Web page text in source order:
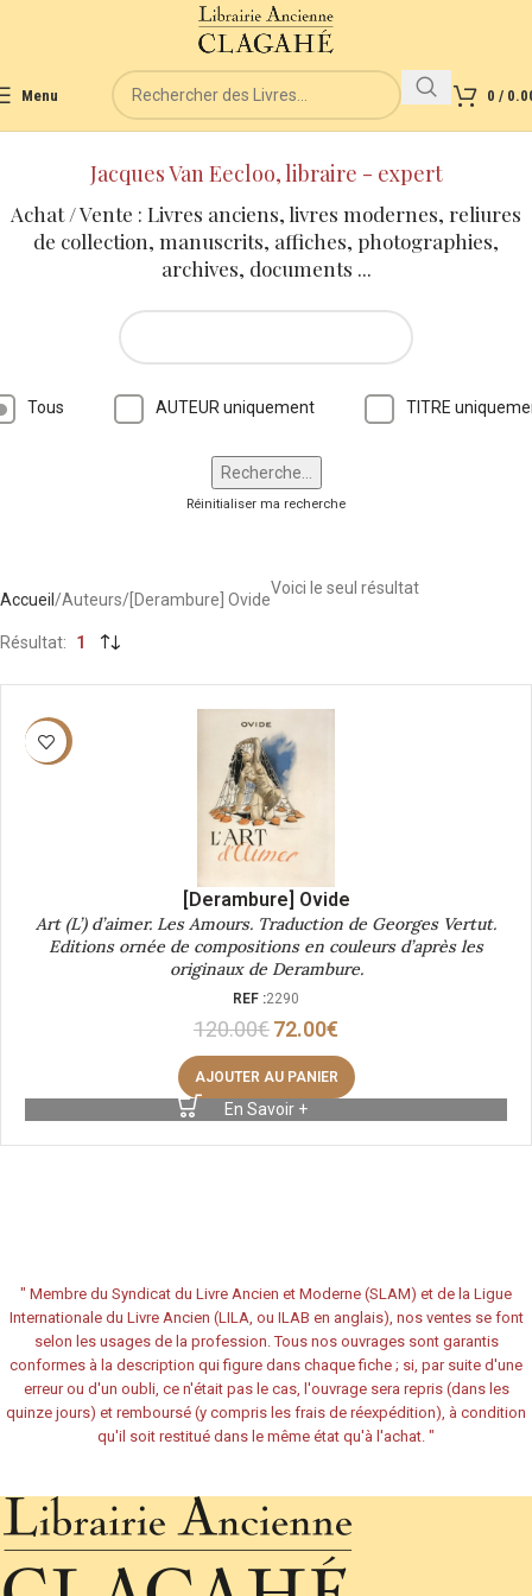
Menu 0 /
Jacques Van Eecloo, libraire - expert
Achat / Vente : Livres anciens, livres modernes, reliures
de collection, manuscrits, affiches, photographies,
archives, documents ...
Tous AUTEUR uniquement TITRE
Réinitialiser ma recherche
Accueil Auteurs [Derambure] Ovide
Voici le seul résultat
Résultat 1
-40%
[Derambure] Ovide
Art (L’) d’aimer. Les Amours. Traduction de Georges Vertut.
Editions ornée de compositions en couleurs d’après les
originaux de Derambure.
REF :2290
120.00€72.00€
AJOUTER AU PANIER
En Savoir +
" Membre du Syndicat du Livre Ancien et Moderne (SLAM) et de la Ligue
Internationale du Livre Ancien (LILA, ou ILAB en anglais), nos ventes se font
selon les usages de la profession. Tous nos ouvrages sont garantis
conformes à la description qui figure dans chaque fiche ; si, par suite d'une
erreur ou d'un oubli, ce n'était pas le cas, l'ouvrage sera repris (dans les
quinze jours) et remboursé (y compris les frais de réexpédition), à condition
qu'il soit restitué dans le même état qu'à l'achat. "